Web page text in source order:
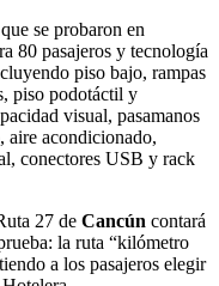
se probaron en
80 pasajeros y tecnología
piso bajo, rampas
piso podotáctil y
visual, pasamanos
aire acondicionado,
conectores USB y rack
27 de Cancún contará
la ruta “kilómetro
a los pasajeros elegir